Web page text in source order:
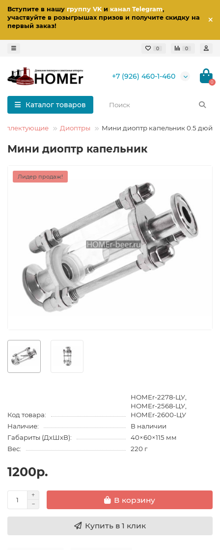
Вступите в нашу группу VKи канал Telegram,
участвуйте в розыгрышах призов и получите скидку на
первый заказ!
0 0
+7 (926) 460-1-460
0
Каталог товаров
Диоптры Мини диоптр капельник 0.5
Мини диоптр капельник
Лидер продаж!
Код товара:
HOMEr-2278-ЦУ,
HOMEr-2568-ЦУ,
HOMEr-2600-ЦУ
Наличие:
В наличии
Габариты (ДхШхВ):
40×60×115 мм
Вес:
220 г
1200р.
В корзину
Купить в 1 клик